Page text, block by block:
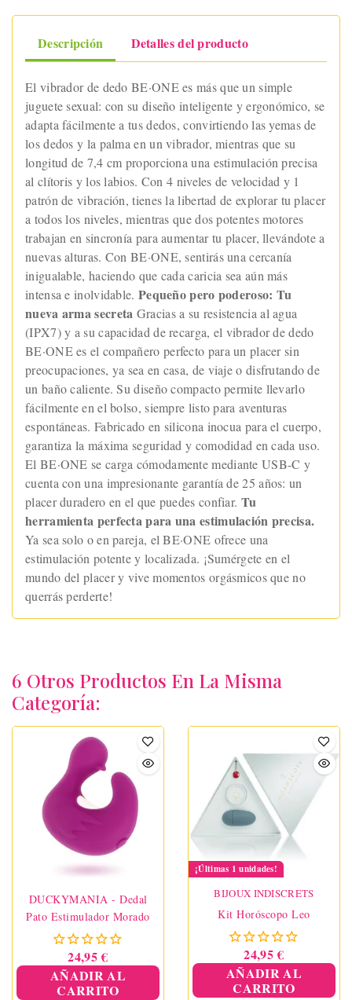
Descripción Detalles del producto
El vibrador de dedo BE·ONE es más que un simple
juguete sexual: con su diseño inteligente y ergonómico, se
adapta fácilmente a tus dedos, convirtiendo las yemas de
los dedos y la palma en un vibrador, mientras que su
longitud de 7,4 cm proporciona una estimulación precisa
al clítoris y los labios. Con 4 niveles de velocidad y 1
patrón de vibración, tienes la libertad de explorar tu placer
a todos los niveles, mientras que dos potentes motores
trabajan en sincronía para aumentar tu placer, llevándote a
nuevas alturas. Con BE·ONE, sentirás una cercanía
inigualable, haciendo que cada caricia sea aún más
intensa e inolvidable. Pequeño pero poderoso: Tu
nueva arma secreta Gracias a su resistencia al agua
(IPX7) y a su capacidad de recarga, el vibrador de dedo
BE·ONE es el compañero perfecto para un placer sin
preocupaciones, ya sea en casa, de viaje o disfrutando de
un baño caliente. Su diseño compacto permite llevarlo
fácilmente en el bolso, siempre listo para aventuras
espontáneas. Fabricado en silicona inocua para el cuerpo,
garantiza la máxima seguridad y comodidad en cada uso.
El BE·ONE se carga cómodamente mediante USB-C y
cuenta con una impresionante garantía de 25 años: un
placer duradero en el que puedes confiar. Tu
herramienta perfecta para una estimulación precisa.
Ya sea solo o en pareja, el BE·ONE ofrece una
estimulación potente y localizada. ¡Sumérgete en el
mundo del placer y vive momentos orgásmicos que no
querrás perderte!
6 Otros Productos En La Misma
Categoría:
DUCKYMANIA - Dedal
Pato Estimulador Morado
24,95 €
AÑADIR AL
CARRITO
¡Últimas 1 unidades!
BIJOUX INDISCRETS
Kit Horóscopo Leo
24,95 €
AÑADIR AL
CARRITO